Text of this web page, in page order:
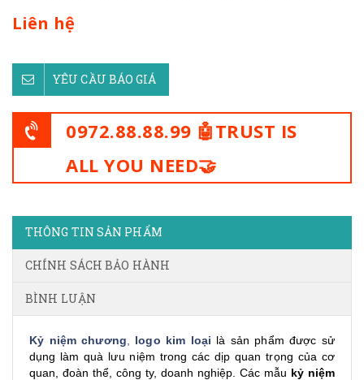
Liên hệ
YÊU CẦU BÁO GIÁ
0972.88.88.99 🤖TRUST IS
ALL YOU NEED🤝
THÔNG TIN SẢN PHẨM
CHÍNH SÁCH BẢO HÀNH
BÌNH LUẬN
Kỷ niệm chương logo kim loại là sản phẩm được sử
dụng làm quà lưu niệm trong các dịp quan trọng của cơ
quan, đoàn thể, công ty, doanh nghiệp. Các mẫu kỷ niệm